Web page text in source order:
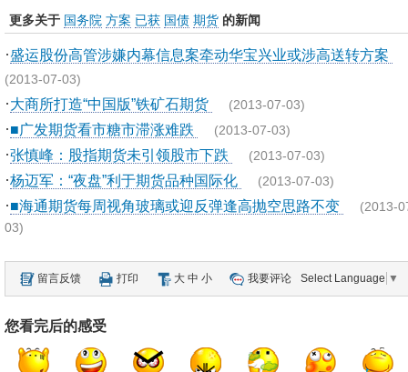
更多关于 国务院 方案 已获 国债 期货 的新闻
·盛运股份高管涉嫌内幕信息案牵动华宝兴业或涉高送转方案
(2013-07-03)
·大商所打造“中国版”铁矿石期货 (2013-07-03)
·■广发期货看市糖市滞涨难跌 (2013-07-03)
·张慎峰：股指期货未引领股市下跌 (2013-07-03)
·杨迈军：“夜盘”利于期货品种国际化 (2013-07-03)
·■海通期货每周视角玻璃或迎反弹逢高抛空思路不变 (2013-
03)
留言反馈 打印 大 中 小 我要评论 Select Language ▼
您看完后的感受